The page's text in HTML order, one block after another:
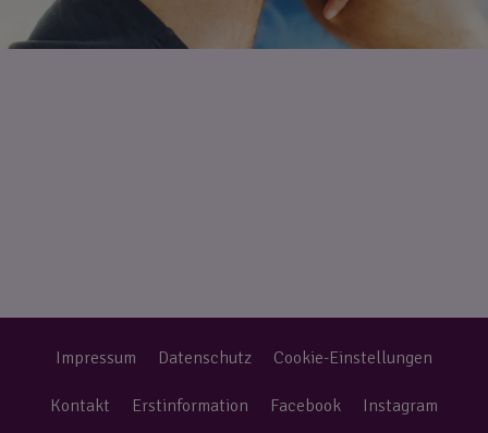
Impressum Datenschutz Cookie-Einstellungen
Kontakt Erstinformation Facebook Instagram